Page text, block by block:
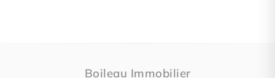
Boileau Immobilier